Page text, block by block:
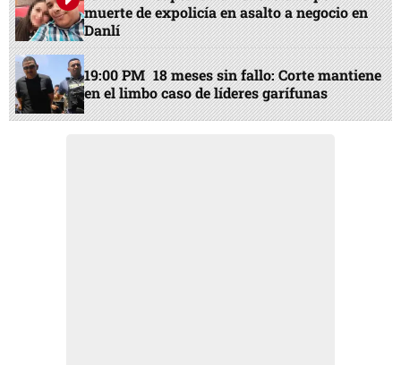
muerte de expolicía en asalto a negocio en
Danlí
19:00 PM 18 meses sin fallo: Corte mantiene
en el limbo caso de líderes garífunas